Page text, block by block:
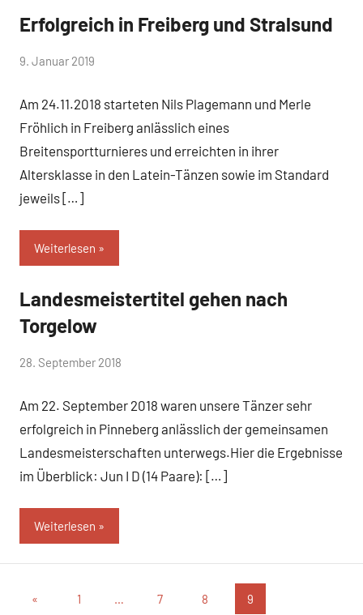
Uncategorized
Erfolgreich in Freiberg und Stralsund
von
9. Januar 2019
Am 24.11.2018 starteten Nils Plagemann und Merle
Fröhlich in Freiberg anlässlich eines
Breitensportturnieres und erreichten in ihrer
Altersklasse in den Latein-Tänzen sowie im Standard
jeweils […]
Weiterlesen
Uncategorized
Landesmeistertitel gehen nach
Torgelow
von
28. September 2018
Am 22. September 2018 waren unsere Tänzer sehr
erfolgreich in Pinneberg anlässlich der gemeinsamen
Landesmeisterschaften unterwegs.Hier die Ergebnisse
im Überblick: Jun I D (14 Paare): […]
Weiterlesen
Beitragsnavigation
« Vorherige1 … 7 8 9